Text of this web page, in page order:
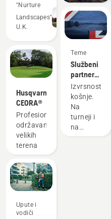
mnogim
područjima.
Štedi
novac i
vrijeme,
dok
nam
pomaže
da
smanjimo
vibracije.
"Nurture
Landscapes"
U.K.
Husqvarna
CEORA®
Profesionalno
održavanje
velikih
terena
Upute i
vodiči
Teme
Službeni
partner
robotskog
košenja
za DP
World
Tour
Izvrsnost
košnje.
Na
turneji i
na